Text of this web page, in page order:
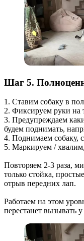
Шаг 5.
1. Ставим собаку в
2. Фиксируем руки на
3. Предупреждаем
будем поднимать,
4. Поднимаем собаку,
5. Маркируем /
Повторяем 2-3 раза,
только стойка,
отрыв передних лап.
Работаем на этом
перестанет вызывать